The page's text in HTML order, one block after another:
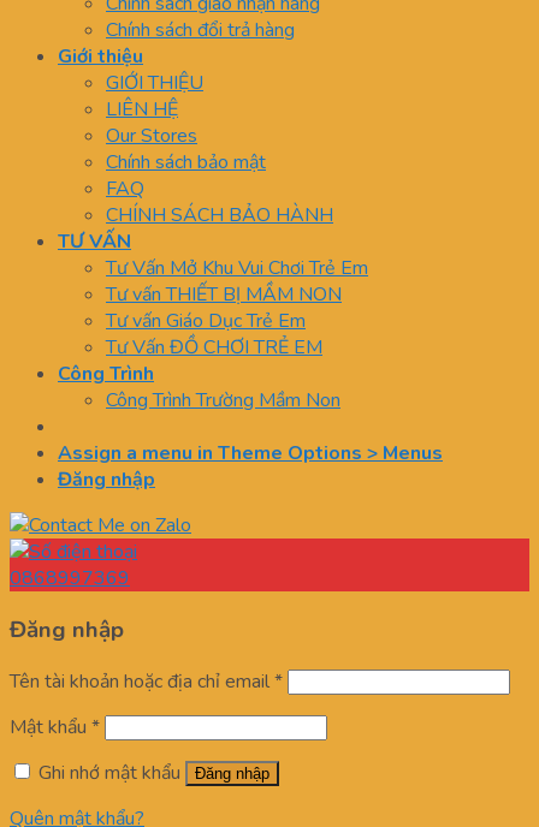
Chính sách đổi trả hàng
Giới thiệu
GIỚI THIỆU
LIÊN HỆ
Our Stores
Chính sách bảo mật
FAQ
CHÍNH SÁCH BẢO HÀNH
TƯ VẤN
Tư Vấn Mở Khu Vui Chơi Trẻ Em
Tư vấn THIẾT BỊ MẦM NON
Tư vấn Giáo Dục Trẻ Em
Tư Vấn ĐỒ CHƠI TRẺ EM
Công Trình
Công Trình Trường Mầm Non
Assign a menu in Theme Options > Menus
Đăng nhập
0868997369
Đăng nhập
Tên tài khoản hoặc địa chỉ email*
Mật khẩu *
Ghi nhớ mật khẩu
Đăng nhập
Quên mật khẩu?